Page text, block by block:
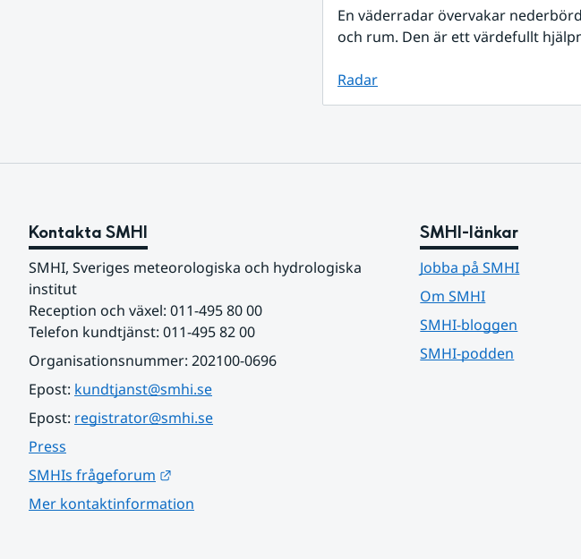
En väderradar övervakar
och rum. Den är ett värdefullt
Radar
Kontakta SMHI
SMHI, Sveriges meteorologiska och hydrologiska
institut
Reception och växel: 011-495 80 00
Telefon kundtjänst: 011-495 82 00
Organisationsnummer: 202100-0696
Epost: kundtjanst@smhi.se
Epost: registrator@smhi.se
Press
SMHIs frågeforum
Mer kontaktinformation
SMHI-länkar
Jobba på SMHI
Om SMHI
SMHI-bloggen
SMHI-podden